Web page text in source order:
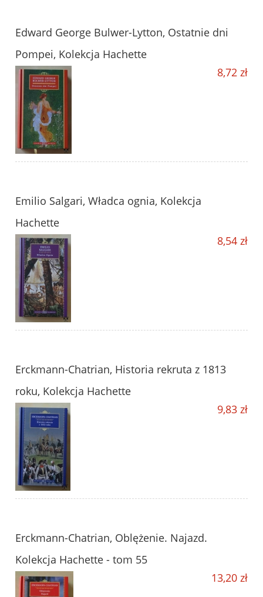
Edward George Bulwer-Lytton, Ostatnie dni
Pompei, Kolekcja Hachette
8,72 zł
Emilio Salgari, Władca ognia, Kolekcja
Hachette
8,54 zł
Erckmann-Chatrian, Historia rekruta z 1813
roku, Kolekcja Hachette
9,83 zł
Erckmann-Chatrian, Oblężenie. Najazd.
Kolekcja Hachette - tom 55
13,20 zł